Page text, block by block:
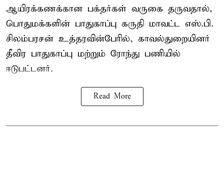
ஆயிரக்கணக்கான பக்தர்கள் வருகை தருவதால்,
பொதுமக்களின் பாதுகாப்பு கருதி மாவட்ட எஸ்.பி.
சிலம்பரசன் உத்தரவின்பேரில், காவல்துறையினர்
தீவிர பாதுகாப்பு மற்றும் ரோந்து பணியில்
ஈடுபட்டனர்.
Read More